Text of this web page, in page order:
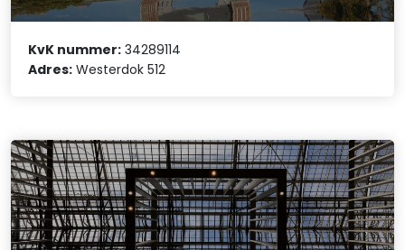
KvK nummer: 34289114
Adres: Westerdok 512